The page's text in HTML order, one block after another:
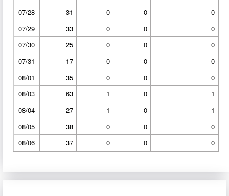
07/28
31 0 0
0
07/29
33 0 0
0
07/30
25 0 0
0
07/31
17 0 0
0
08/01
35 0 0
0
08/03
63 1 0
1
08/04
27 -1 0
-1
08/05
38 0 0
0
08/06
37 0 0 0